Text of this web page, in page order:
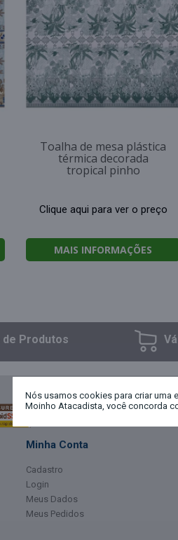
Toalha de mesa plástica
térmica decorada
tropical pinho
Clique aqui para ver o preço
MAIS INFORMAÇÕES
de Produtos
Nós usamos cookies para criar uma
Moinho Atacadista, você concorda
Minha Conta
Cadastro
Login
Meus Dados
Meus Pedidos